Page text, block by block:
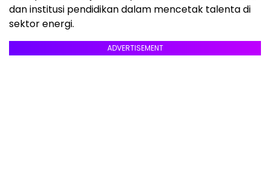
dan institusi pendidikan dalam mencetak talenta di
sektor energi.
ADVERTISEMENT